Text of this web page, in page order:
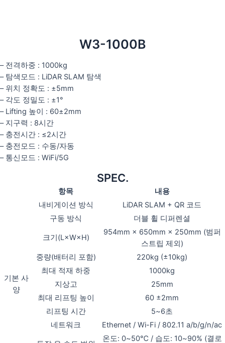
W3-1000B
– 전격하중 : 1000kg
– 탐색모드 : LiDAR SLAM 탐색
– 위치 정확도 : ±5mm
– 각도 정밀도 : ±1°
– Lifting 높이 : 60±2mm
– 지구력 : 8시간
– 충전시간 : ≤2시간
– 충전모드 : 수동/자동
– 통신모드 : WiFi/5G
SPEC.
항목 내용
기본 사
양
내비게이션 방식
LiDAR SLAM + QR 코드
구동 방식
더블 휠 디퍼렌셜
크기(L×W×H)
954mm × 650mm × 250mm (범퍼
스트립 제외)
중량(배터리 포함)
220kg (±10kg)
최대 적재 하중
1000kg
지상고
25mm
최대 리프팅 높이
60 ±2mm
리프팅 시간
5~6초
네트워크
Ethernet / Wi-Fi / 802.11 a/b/g/n/ac
온도: 0~50℃ / 습도: 10~90% (결로